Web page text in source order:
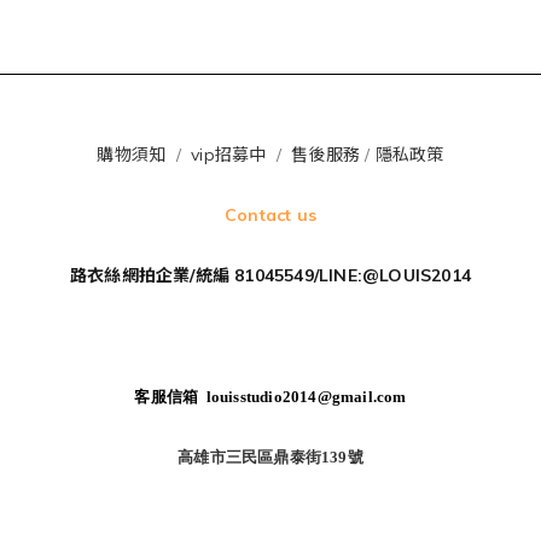
購物須知 /vip招募中 /售後服務 / 隱私政策
Contact us
路衣絲網拍企業/統編 81045549/LINE:@LOUIS2014
客服信箱 louisstudio2014@gmail.com
高雄市三民區鼎泰街139號